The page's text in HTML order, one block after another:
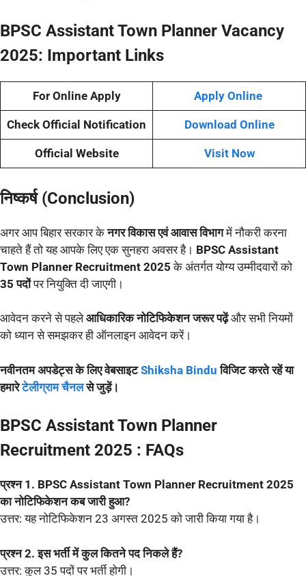
BPSC Assistant Town Planner Vacancy
2025: Important Links
For Online Apply Apply Online
Check Official Notification Download Online
Official Website Visit Now
निष्कर्ष (Conclusion)
अगर आप बिहार सरकार केनगर विकास एवं आवास विभागमें नौकरी करना
चाहते हैं तो यह आपके लिए एक सुनहरा अवसर है। BPSC Assistant
Town Planner Recruitment 2025 के अंतर्गत योग्य उम्मीदवारों को
35 पदोंपर नियुक्ति दी जाएगी।
आवेदन करने से पहलेआधिकारिक नोटिफिकेशन जरूर पढ़ेंऔर सभी नियमों
को ध्यान से समझकर ही ऑनलाइन आवेदन करें।
नवीनतम अपडेट्स के लिए वेबसाइटShiksha Bindu विजिट करते रहें या
हमारेटेलीग्राम चैनल से जुड़ें।
BPSC Assistant Town Planner
Recruitment 2025 : FAQs
प्रश्न 1. BPSC Assistant Town Planner Recruitment 2025
का नोटिफिकेशन कब जारी हुआ?
उत्तर: यह नोटिफिकेशन 23 अगस्त 2025 को जारी किया गया है।
प्रश्न 2. इस भर्ती में कुल कितने पद निकले हैं?
उत्तर: कुल 35 पदों पर भर्ती होगी।